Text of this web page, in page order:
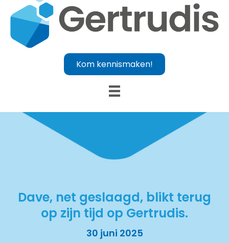
Kom kennismaken!
Dave, net geslaagd, blikt terug
op zijn tijd op Gertrudis.
30 juni 2025